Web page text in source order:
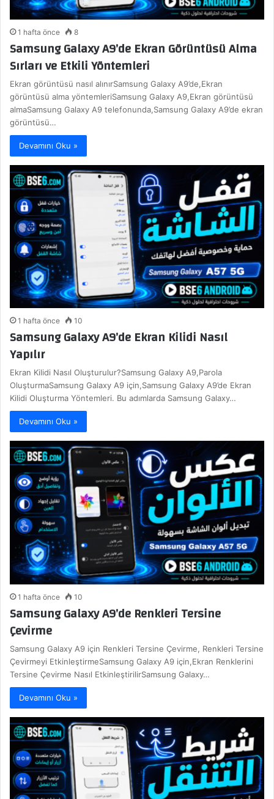
1 hafta önce 8
Samsung Galaxy A9’de Ekran Görüntüsü Alma
Sırları ve Etkili Yöntemleri
Ekran görüntüsü nasıl alınırSamsung Galaxy A9’de,Ekran
görüntüsü alma yöntemleriSamsung Galaxy A9,Ekran görüntüsü
almaSamsung Galaxy A9 telefonunda,Samsung Galaxy A9’de ekran
görüntüsü…
Devamını Oku »
1 hafta önce 10
Samsung Galaxy A9’de Ekran Kilidi Nasıl
Yapılır
Ekran Kilidi Nasıl Oluşturulur?Samsung Galaxy A9,Parola
OluşturmaSamsung Galaxy A9 için,Samsung Galaxy A9’de Ekran
Kilidi Oluşturma Yöntemleri. Bu adımlarda Samsung Galaxy…
Devamını Oku »
1 hafta önce 10
Samsung Galaxy A9’de Renkleri Tersine
Çevirme
Samsung Galaxy A9 için Renkleri Tersine Çevirme, Renkleri Tersine
Çevirmeyi EtkinleştirmeSamsung Galaxy A9 için,Ekran Renklerini
Tersine Çevirme Nasıl EtkinleştirilirSamsung Galaxy…
Devamını Oku »